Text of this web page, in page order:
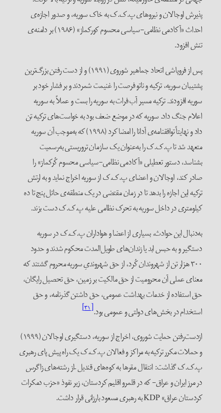
پذیرش اوجالان و نیروهای پ.ک.ک به خاک سوریه، و صدور اجازه‌ی
احداث «آکادمی نظامی-سیاسی محسوم کورکماز» (۱۹۸۶) بر دامنه‌ی
تنش افزود.
پس از فروپاشی اتحاد جماهیر شوروی (۱۹۹۱) و از دست رفتن بزرگ‌ترین
پشتیبان سوریه، ترکیه و ناتو فرصت را غنیمت شمردند و بر فشار خود بر
سوریه افزودند. ترکیه مسیر آب فرات به سوریه را بست و عملاً به سوریه
اعلام جنگ داد. سوریه که در موضع ضعف بود به خواست‌های ترکیه تن
داد و نهایتاً توافقنامه‌ی آدانا را امضا کرد (۱۹۹۸) که به‌موجب آن سوریه
متعهد شد تا پ.ک.ک را به‌عنوان یک سازمان تروریستی به‌رسمیت
بشناسد، دستور تعطیلی «آکادمی نظامی-سیاسی محسوم کُرکماز» را
صادر کند، اوجالان و اعضای پ.ک.ک از سوریه اخراج نماید و به ارتش
ترکیه این اجازه را بدهد تا در زمان مقتضی در یک منطقه‌ی حائل پنج تا ده
کیلومتری در داخل سوریه به تحرک نظامی علیه پ.ک.ک دست بزند.
به‌‌دنبال این حوادث، بسیاری از اعضا و هواداران پ.ک.ک در سوریه
دستگیر و به حبس ابد یا زندان‌های طویل‌المدت محکوم شدند و حدود
۳۰۰ هزار تن از شهروندان کُرد، از حق شهروندیِ سوریه محروم گشتند که
معنای عملی آن محرومیت از حق مالکیت بر زمین، حق تحصیل رایگان،
حق استفاده از خدمات بهداشت عمومی، حق داشتن گذرنامه، و حق
استخدام در بخش‌های دولتی و عمومی بود.[۳۱]
ازدست‌رفتن حمایت‌ شوروی، اخراج از سوریه، دستگیری اوجالان (۱۹۹۹)
و حملات مکرر ترکیه به مراکز و فعالان پ.ک.ک یک راه پیش‌ پای رهبری
پ.ک.ک گذاشت: انتقال مقرها به کوه‌های قندیل –از رشته‌های زاگرس
در مرز ایران و عراق- که در قلمرو اقلیم کردستان، زیر نفوذ «حزب دمکرات
کردستان عراق» KDP به رهبری مسعود بارزانی قرار داشت.